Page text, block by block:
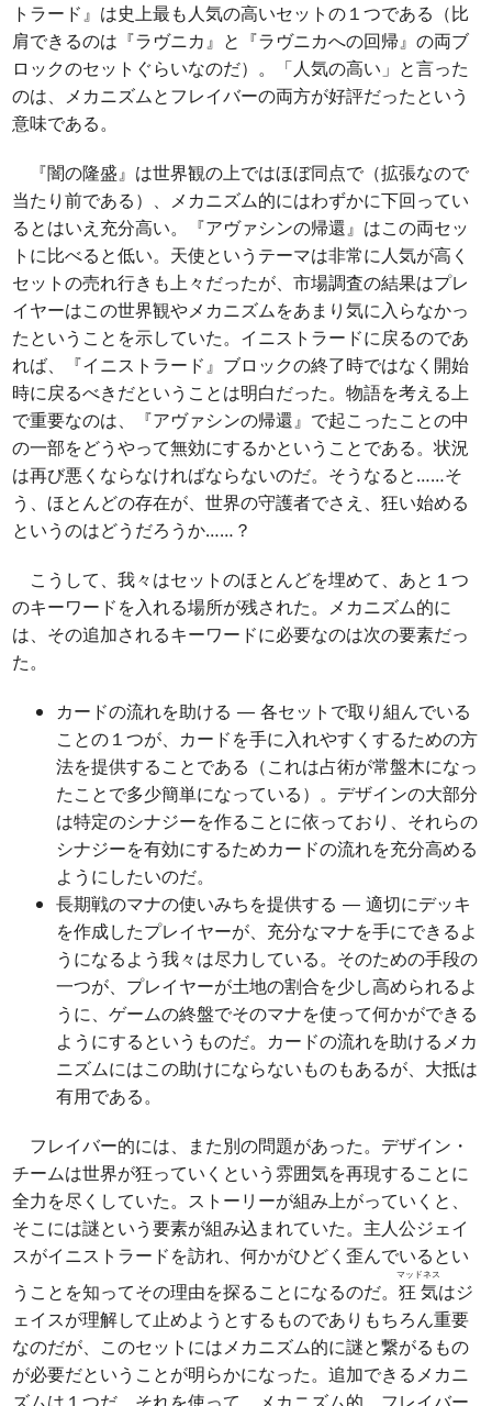
トラード』は史上最も人気の高いセットの１つである（比
肩できるのは『ラヴニカ』と『ラヴニカへの回帰』の両ブ
ロックのセットぐらいなのだ）。「人気の高い」と言った
のは、メカニズムとフレイバーの両方が好評だったという
意味である。
『闇の隆盛』は世界観の上ではほぼ同点で（拡張なので
当たり前である）、メカニズム的にはわずかに下回ってい
るとはいえ充分高い。『アヴァシンの帰還』はこの両セッ
トに比べると低い。天使というテーマは非常に人気が高く
セットの売れ行きも上々だったが、市場調査の結果はプレ
イヤーはこの世界観やメカニズムをあまり気に入らなかっ
たということを示していた。イニストラードに戻るのであ
れば、『イニストラード』ブロックの終了時ではなく開始
時に戻るべきだということは明白だった。物語を考える上
で重要なのは、『アヴァシンの帰還』で起こったことの中
の一部をどうやって無効にするかということである。状況
は再び悪くならなければならないのだ。そうなると……そ
う、ほとんどの存在が、世界の守護者でさえ、狂い始める
というのはどうだろうか……？
こうして、我々はセットのほとんどを埋めて、あと１つ
のキーワードを入れる場所が残された。メカニズム的に
は、その追加されるキーワードに必要なのは次の要素だっ
た。
カードの流れを助ける ― 各セットで取り組んでいる
ことの１つが、カードを手に入れやすくするための方
法を提供することである（これは占術が常盤木になっ
たことで多少簡単になっている）。デザインの大部分
は特定のシナジーを作ることに依っており、それらの
シナジーを有効にするためカードの流れを充分高める
ようにしたいのだ。
長期戦のマナの使いみちを提供する ― 適切にデッキ
を作成したプレイヤーが、充分なマナを手にできるよ
うになるよう我々は尽力している。そのための手段の
一つが、プレイヤーが土地の割合を少し高められるよ
うに、ゲームの終盤でそのマナを使って何かができる
ようにするというものだ。カードの流れを助けるメカ
ニズムにはこの助けにならないものもあるが、大抵は
有用である。
フレイバー的には、また別の問題があった。デザイン・
チームは世界が狂っていくという雰囲気を再現することに
全力を尽くしていた。ストーリーが組み上がっていくと、
そこには謎という要素が組み込まれていた。主人公ジェイ
スがイニストラードを訪れ、何かがひどく歪んでいるとい
うことを知ってその理由を探ることになるのだ。狂気
マッドネス
はジ
ェイスが理解して止めようとするものでありもちろん重要
なのだが、このセットにはメカニズム的に謎と繋がるもの
が必要だということが明らかになった。追加できるメカニ